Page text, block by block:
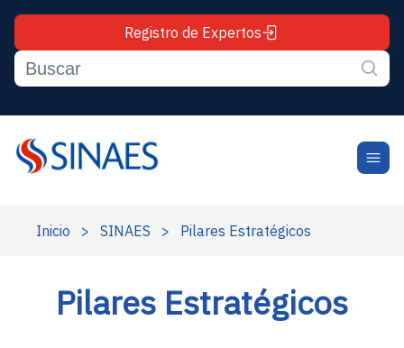
Registro de Expertos
Inicio > SINAES > Pilares Estratégicos
Pilares Estratégicos